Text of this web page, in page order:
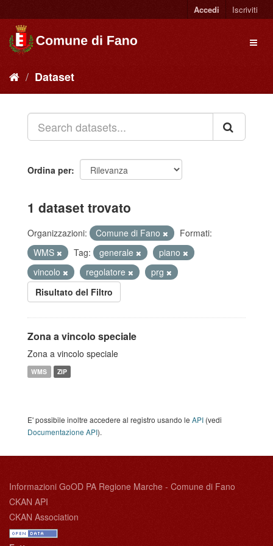
Accedi Iscriviti
Dataset
Ordina per
1 dataset trovato
Organizzazioni: Comune di Fano
Formati:
WMS
Tag: generale
piano
vincolo
regolatore
prg
Risultato del Filtro
Zona a vincolo speciale
Zona a vincolo speciale
WMS ZIP
E' possibile inoltre accedere al registro usando le API (vedi
Documentazione API).
Informazioni GoOD PA Regione Marche - Comune di Fano
CKAN API
CKAN Association